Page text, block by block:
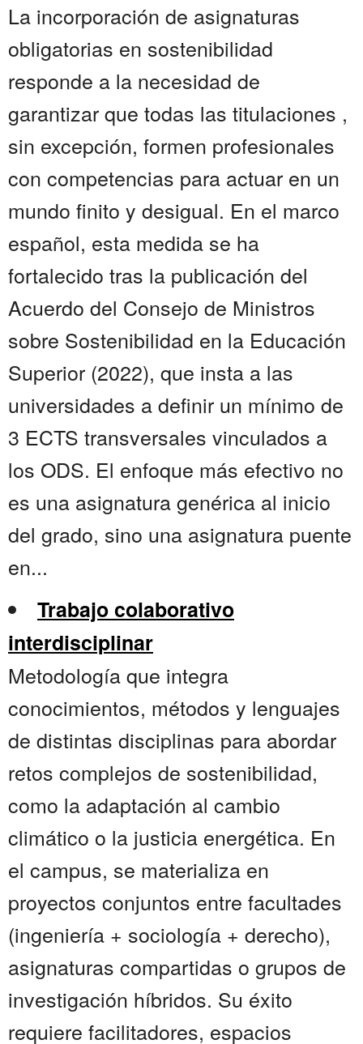
La incorporación de asignaturas
obligatorias en sostenibilidad
responde a la necesidad de
garantizar que todas las titulaciones ,
sin excepción, formen profesionales
con competencias para actuar en un
mundo finito y desigual. En el marco
español, esta medida se ha
fortalecido tras la publicación del
Acuerdo del Consejo de Ministros
sobre Sostenibilidad en la Educación
Superior (2022), que insta a las
universidades a definir un mínimo de
3 ECTS transversales vinculados a
los ODS. El enfoque más efectivo no
es una asignatura genérica al inicio
del grado, sino una asignatura puente
en...
Trabajo colaborativo
interdisciplinar
Metodología que integra
conocimientos, métodos y lenguajes
de distintas disciplinas para abordar
retos complejos de sostenibilidad,
como la adaptación al cambio
climático o la justicia energética. En
el campus, se materializa en
proyectos conjuntos entre facultades
(ingeniería + sociología + derecho),
asignaturas compartidas o grupos de
investigación híbridos. Su éxito
requiere facilitadores, espacios